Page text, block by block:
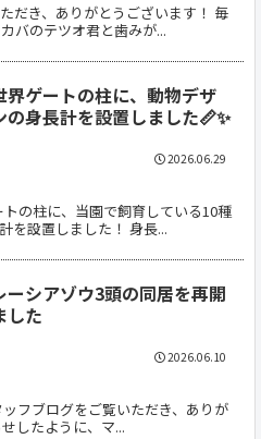
だき、ありがとうございます！ 毎
バのテツオ君と歯みが...
界ゲートの柱に、動物デザ
の身長計を設置しました📏✨
の柱に、当園で飼育している10種
を設置しました！ 身長...
2026.06.29
ーシアゾウ3頭の同居を再開
した
フブログをご覧いただき、ありが
したように、マ...
2026.06.10